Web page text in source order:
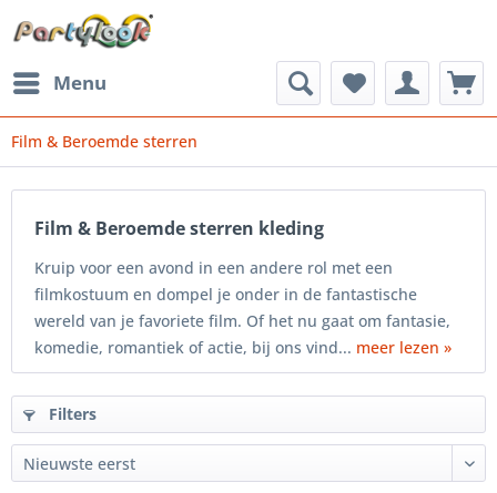
Menu
Film & Beroemde sterren
Film & Beroemde sterren kleding
Kruip voor een avond in een andere rol met een
filmkostuum en dompel je onder in de fantastische
wereld van je favoriete film. Of het nu gaat om fantasie,
komedie, romantiek of actie, bij ons vind... meer lezen »
Filters